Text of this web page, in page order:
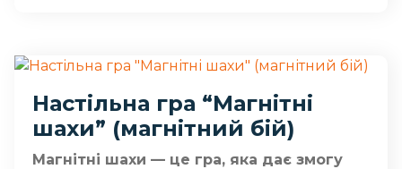
Настільна гра “Магнітні
шахи” (магнітний бій)
Магнітні шахи — це гра, яка дає змогу